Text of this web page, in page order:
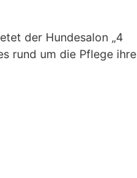
der Hundesalon „4
rund um die Pflege